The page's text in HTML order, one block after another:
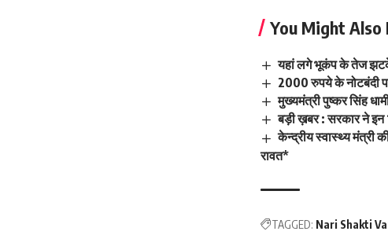
You Might Also
यहां लगे भूकंप के तेज
2000 रुपये के नोटबंदी
मुख्यमंत्री पुष्कर सिंह
बड़ी ख़बर : सरकार ने इन
केन्द्रीय स्वास्थ्य मंत्री
रावत*
TAGGED: Nari Shakti